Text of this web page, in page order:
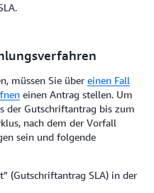
müssen Sie über einen Fall
einen Antrag stellen. Um
der Gutschriftantrag bis zum
nach dem der Vorfall
sein und folgende
(Gutschriftantrag SLA) in der